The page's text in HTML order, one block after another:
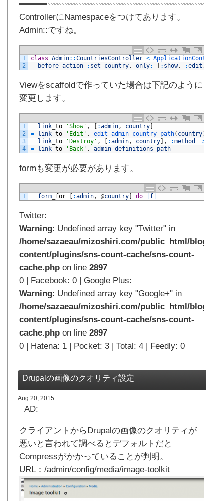
ControllerにNamespaceをつけてあります。
Admin::ですね。
1
2
class Admin::CountriesController <
before_action
: set_country, only: : show, :edit ,
Viewをscaffoldで作っていた場合は下記のように
変更します。
1
2
3
4
= link to 'Show' , [ :admin , country]
= link to 'Edit' , edit_admin_country_path( country)
= link to 'Destroy' , [ :admin , country] , :method =>
= link to 'Back' , admin_definitions_path
formも変更が必要があります。
1 = form for :admin, @country do f
Twitter:
Warning: Undefined array key "Twitter" in
/home/sazaeau/mizoshiri.com/public_html/
content/plugins/sns-count-cache/sns-count-
cache.php on line 2897
0 | Facebook: 0 | Google Plus:
Warning: Undefined array key "Google+" in
/home/sazaeau/mizoshiri.com/public_html/
content/plugins/sns-count-cache/sns-count-
cache.php on line 2897
0 | Hatena: 1 | Pocket: 3 | Total: 4 | Feedly: 0
Drupalの画像のクオリティ設定
Aug 20, 2015
AD:
クライアントからDrupalの画像のクオリティが
悪いと言われて調べるとデフォルトだと
Compressがかかっていることが判明。
URL：/admin/config/media/image-toolkit